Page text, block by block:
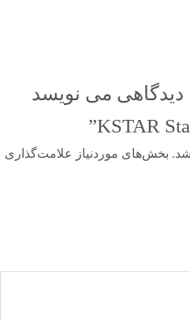
دیدگاهی می نویسد
بخش‌های موردنیاز علامت‌گذاری